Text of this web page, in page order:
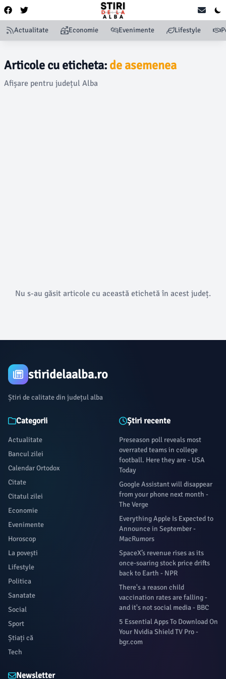
Actualitate Economie Evenimente Lifestyle
Articole cu eticheta: de asemenea
Afișare pentru județul Alba
Nu s-au găsit articole cu această etichetă în acest județ.
stiridelaalba.ro
Știri de calitate din județul alba
Categorii
Actualitate
Bancul zilei
Calendar Ortodox
Citate
Citatul zilei
Economie
Evenimente
Horoscop
La povești
Lifestyle
Politica
Sanatate
Social
Sport
Știați că
Tech
Știri recente
Preseason poll reveals most
overrated teams in college
football. Here they are - USA
Today
Google Assistant will disappear
from your phone next month -
The Verge
Everything Apple Is Expected to
Announce in September -
MacRumors
SpaceX’s revenue rises as its
once-soaring stock price drifts
back to Earth - NPR
There's a reason child
vaccination rates are falling -
and it's not social media - BBC
5 Essential Apps To Download On
Your Nvidia Shield TV Pro -
bgr.com
Newsletter